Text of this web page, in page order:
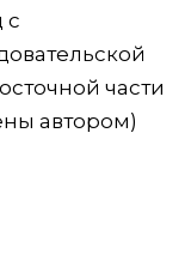
с
части
автором)